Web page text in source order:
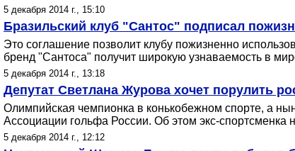
5 декабря 2014 г., 15:10
Бразильский клуб "Сантос" подписал
Это соглашение позволит клубу пожизненно
бренд "Сантоса" получит широкую узнаваемость в
5 декабря 2014 г., 13:18
Депутат Светлана Журова хочет порулить
Олимпийская чемпионка в конькобежном спорте, а
Ассоциации гольфа России. Об этом экс-спортсменка
5 декабря 2014 г., 12:12